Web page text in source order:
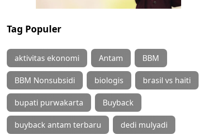
Tag Populer
aktivitas ekonomi Antam BBM
BBM Nonsubsidi biologis brasil vs haiti
bupati purwakarta Buyback
buyback antam terbaru dedi mulyadi